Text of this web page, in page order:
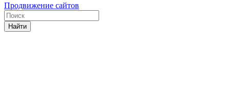
Продвижение сайтов
Найти